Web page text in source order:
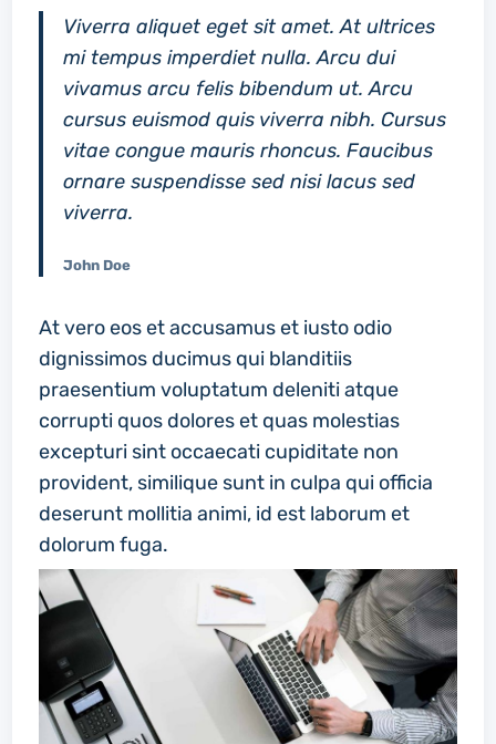
Viverra aliquet eget sit amet. At ultrices
mi tempus imperdiet nulla. Arcu dui
vivamus arcu felis bibendum ut. Arcu
cursus euismod quis viverra nibh. Cursus
vitae congue mauris rhoncus. Faucibus
ornare suspendisse sed nisi lacus sed
viverra.
John Doe
At vero eos et accusamus et iusto odio
dignissimos ducimus qui blanditiis
praesentium voluptatum deleniti atque
corrupti quos dolores et quas molestias
excepturi sint occaecati cupiditate non
provident, similique sunt in culpa qui officia
deserunt mollitia animi, id est laborum et
dolorum fuga.